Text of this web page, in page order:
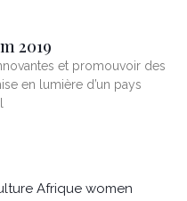
2019
et promouvoir des
en lumière d’un pays